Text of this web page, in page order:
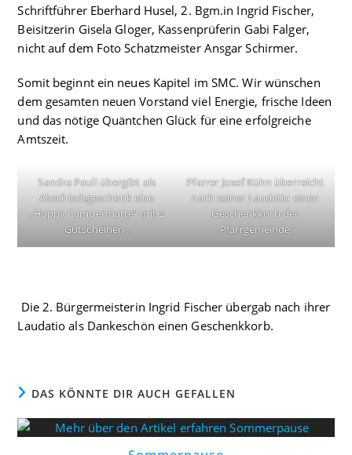
Schriftführer Eberhard Husel, 2. Bgm.in Ingrid Fischer,
Beisitzerin Gisela Gloger, Kassenprüferin Gabi Falger,
nicht auf dem Foto Schatzmeister Ansgar Schirmer.
Somit beginnt ein neues Kapitel im SMC. Wir wünschen
dem gesamten neuen Vorstand viel Energie, frische Ideen
und das nötige Quäntchen Glück für eine erfolgreiche
Amtszeit.
Sandra Pauli übergibt als
Abschiedsgeschenk eine
„Happy Campermatte“ mit 2
Gutscheinen .
Pfarrer Josef Kühn überreicht
nach seiner Laudatio einen
Geschenkkorb der
Pfarrgemeinde
Die 2. Bürgermeisterin Ingrid Fischer übergab nach ihrer
Laudatio als Dankeschön einen Geschenkkorb.
DAS KÖNNTE DIR AUCH GEFALLEN